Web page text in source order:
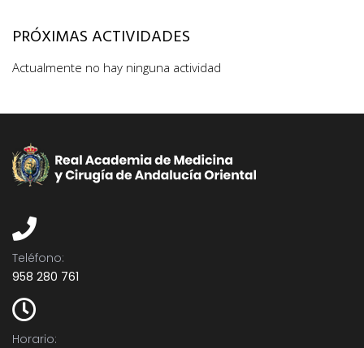
PRÓXIMAS ACTIVIDADES
Actualmente no hay ninguna actividad
Teléfono:​
958 280 761
Horario: